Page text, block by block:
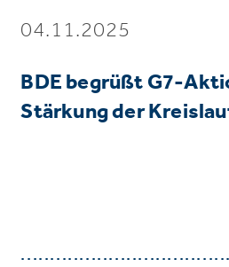
04.11.2025
BDE begrüßt G7-
Stärkung der